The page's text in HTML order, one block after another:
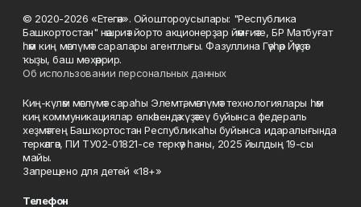
© 2020-2026 «Етегән». Ойоштороусылары: "Республика
Башкортостан" нәшриәт йорто акционерҙар йәмғиәте, БР Матбуғат
һәм киң мәғлүмәт саралары агентлығы. Фазуллина Гәүһәр Йәүҙәт
ҡыҙы, баш мөхәррир.
Об использовании персональных данных
Киң-күләм мәғлүмәт сараһы Элемтә, мәғлүмәт технологиялары һәм
киң коммуникациялар өлкәһендә күҙәтеү буйынса федераль
хеҙмәттең Башҡортостан Республикаһы буйынса идаралығында
теркәлгән, ПИ ТУ02-01821-се теркәү һаны, 2025 йылдың 19-сы
майы.
Запрещено для детей «18+»
Телефон